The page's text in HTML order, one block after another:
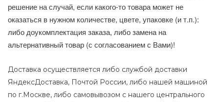
решение на случай, если какого-то товара может не
оказаться в нужном количестве, цвете, упаковке (и т.п.):
либо доукомплектация заказа, либо замена на
альтернативный товар (с согласованием с Вами)!
Доставка осуществляется либо службой доставки
ЯндексДоставка, Почтой России, либо нашей машиной
по г.Москве, либо самовывозом с нашего центрального